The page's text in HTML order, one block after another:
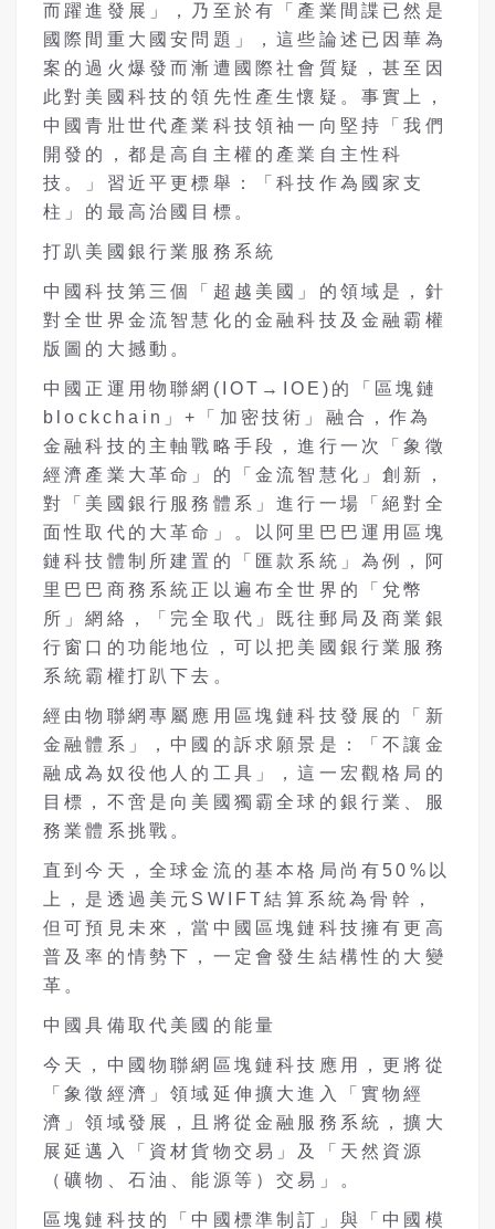
而躍進發展」，乃至於有「產業間諜已然是
國際間重大國安問題」，這些論述已因華為
案的過火爆發而漸遭國際社會質疑，甚至因
此對美國科技的領先性產生懷疑。事實上，
中國青壯世代產業科技領袖一向堅持「我們
開發的，都是高自主權的產業自主性科
技。」習近平更標舉：「科技作為國家支
柱」的最高治國目標。
打趴美國銀行業服務系統
中國科技第三個「超越美國」的領域是，針
對全世界金流智慧化的金融科技及金融霸權
版圖的大撼動。
中國正運用物聯網(IOT→IOE)的「區塊鏈
blockchain」+「加密技術」融合，作為
金融科技的主軸戰略手段，進行一次「象徵
經濟產業大革命」的「金流智慧化」創新，
對「美國銀行服務體系」進行一場「絕對全
面性取代的大革命」。以阿里巴巴運用區塊
鏈科技體制所建置的「匯款系統」為例，阿
里巴巴商務系統正以遍布全世界的「兌幣
所」網絡，「完全取代」既往郵局及商業銀
行窗口的功能地位，可以把美國銀行業服務
系統霸權打趴下去。
經由物聯網專屬應用區塊鏈科技發展的「新
金融體系」，中國的訴求願景是：「不讓金
融成為奴役他人的工具」，這一宏觀格局的
目標，不啻是向美國獨霸全球的銀行業、服
務業體系挑戰。
直到今天，全球金流的基本格局尚有50%以
上，是透過美元SWIFT結算系統為骨幹，
但可預見未來，當中國區塊鏈科技擁有更高
普及率的情勢下，一定會發生結構性的大變
革。
中國具備取代美國的能量
今天，中國物聯網區塊鏈科技應用，更將從
「象徵經濟」領域延伸擴大進入「實物經
濟」領域發展，且將從金融服務系統，擴大
展延邁入「資材貨物交易」及「天然資源
（礦物、石油、能源等）交易」。
區塊鏈科技的「中國標準制訂」與「中國模